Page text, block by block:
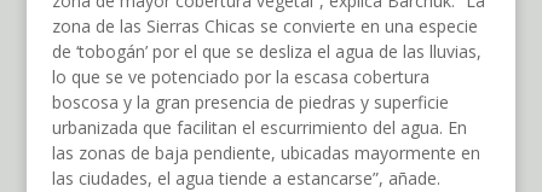
zona de las Sierras Chicas se convierte en una especie
de ‘tobogán’ por el que se desliza el agua de las lluvias,
lo que se ve potenciado por la escasa cobertura
boscosa y la gran presencia de piedras y superficie
urbanizada que facilitan el escurrimiento del agua. En
las zonas de baja pendiente, ubicadas mayormente en
las ciudades, el agua tiende a estancarse”, añade.